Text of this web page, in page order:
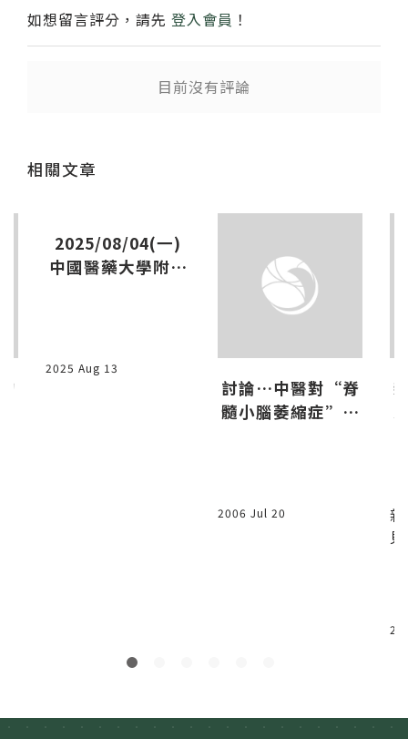
如想留言評分，請先 登入會員 ！
目前沒有評論
相關文章
2025/08/04(一)
中國醫藥大學附設
2025 Aug 13
討論…中醫對“脊
髓小腦萎縮症”的
2006 Jul 20